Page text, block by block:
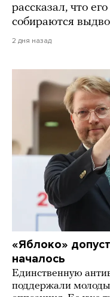
рассказал, что
собираются
2 дня назад
«Яблоко»
началось
Единственную
поддержали